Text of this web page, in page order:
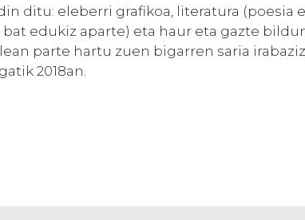
ditu: eleberri grafikoa, literatura (poesia
edukiz aparte) eta haur eta gazte
parte hartu zuen bigarren saria
2018an.